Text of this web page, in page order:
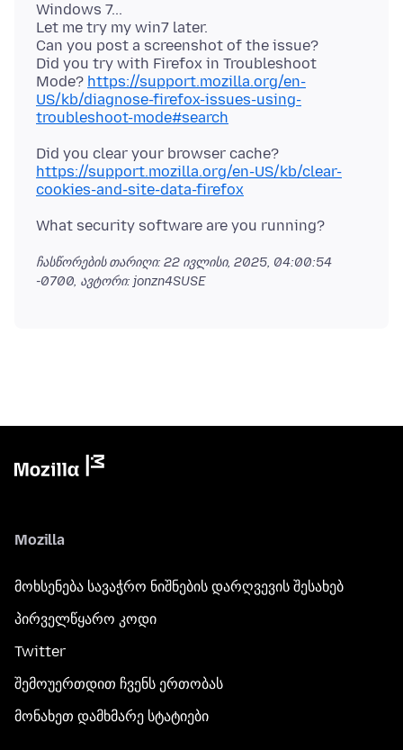
Windows 7...
Let me try my win7 later.
Can you post a screenshot of the issue?
Did you try with Firefox in Troubleshoot
Mode? https://support.mozilla.org/en-
US/kb/diagnose-firefox-issues-using-
troubleshoot-mode#search
Did you clear your browser cache?
https://support.mozilla.org/en-US/kb/clear-
cookies-and-site-data-firefox
ჩასწორების თარიღი: 22 ივლისი, 2025, 04:00:54
-0700, ავტორი: jonzn4SUSE
Mozilla
მოხსენება სავაჭრო ნიშნების დარღვევის შესახებ
პირველწყარო კოდი
Twitter
შემოუერთდით ჩვენს ერთობას
მონახეთ დამხმარე სტატიები